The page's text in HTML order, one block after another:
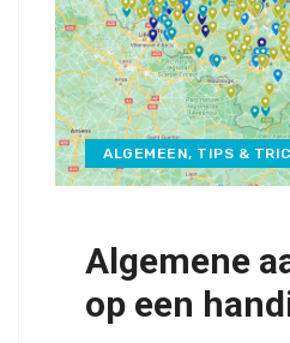
ALGEMEEN, TIPS &
Algemene
op een